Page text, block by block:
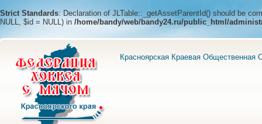
Strict Standards: Declaration of JLTable::_getAssetParentId() should be
NULL, $id = NULL) in /home/bandy/web/bandy24.ru/public_html/
Красноярская Краевая Общественная